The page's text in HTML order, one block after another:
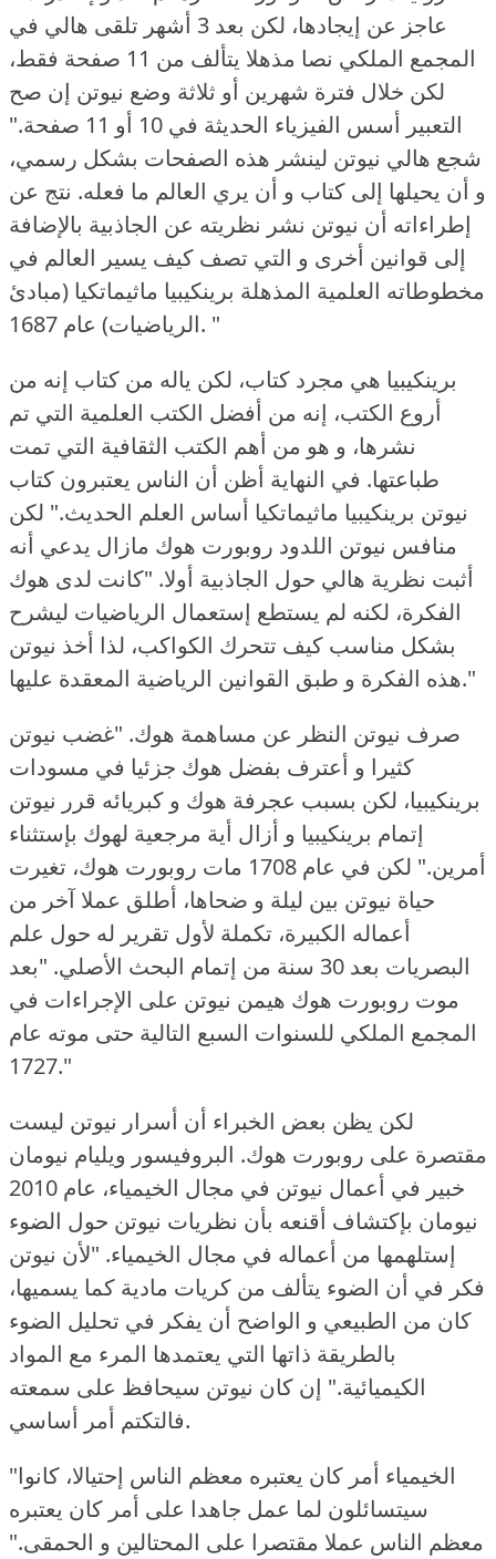
عاجز عن إيجادها، لكن بعد 3 أشهر تلقى هالي في
المجمع الملكي نصا مذهلا يتألف من 11 صفحة فقط،
لكن خلال فترة شهرين أو ثلاثة وضع نيوتن إن صح
التعبير أسس الفيزياء الحديثة في 10 أو 11 صفحة."
شجع هالي نيوتن لينشر هذه الصفحات بشكل رسمي،
و أن يحيلها إلى كتاب و أن يري العالم ما فعله. نتج عن
إطراءاته أن نيوتن نشر نظريته عن الجاذبية بالإضافة
إلى قوانين أخرى و التي تصف كيف يسير العالم في
مخطوطاته العلمية المذهلة برينكيبيا ماثيماتكيا (مبادئ
الرياضيات) عام 1687. "
برينكيبيا هي مجرد كتاب، لكن ياله من كتاب إنه من
أروع الكتب، إنه من أفضل الكتب العلمية التي تم
نشرها، و هو من أهم الكتب الثقافية التي تمت
طباعتها. في النهاية أظن أن الناس يعتبرون كتاب
نيوتن برينكيبيا ماثيماتكيا أساس العلم الحديث." لكن
منافس نيوتن اللدود روبورت هوك مازال يدعي أنه
أثبت نظرية هالي حول الجاذبية أولا. "كانت لدى هوك
الفكرة، لكنه لم يستطع إستعمال الرياضيات ليشرح
بشكل مناسب كيف تتحرك الكواكب، لذا أخذ نيوتن
هذه الفكرة و طبق القوانين الرياضية المعقدة عليها."
صرف نيوتن النظر عن مساهمة هوك. "غضب نيوتن
كثيرا و أعترف بفضل هوك جزئيا في مسودات
برينكيبيا، لكن بسبب عجرفة هوك و كبريائه قرر نيوتن
إتمام برينكيبيا و أزال أية مرجعية لهوك بإستثناء
أمرين."
لكن في عام 1708 مات روبورت هوك، تغيرت
حياة نيوتن بين ليلة و ضحاها، أطلق عملا آخر من
أعماله الكبيرة، تكملة لأول تقرير له حول علم
البصريات بعد 30 سنة من إتمام البحث الأصلي.
"بعد
موت روبورت هوك هيمن نيوتن على الإجراءات في
المجمع الملكي للسنوات السبع التالية حتى موته عام
1727."
لكن يظن بعض الخبراء أن أسرار نيوتن ليست
مقتصرة على روبورت هوك. البروفيسور ويليام نيومان
خبير في أعمال نيوتن في مجال الخيمياء، عام 2010
نيومان بإكتشاف أقنعه بأن نظريات نيوتن حول الضوء
إستلهمها من أعماله في مجال الخيمياء. "لأن نيوتن
فكر في أن الضوء يتألف من كريات مادية كما يسميها،
كان من الطبيعي و الواضح أن يفكر في تحليل الضوء
بالطريقة ذاتها التي يعتمدها المرء مع المواد
الكيميائية." إن كان نيوتن سيحافظ على سمعته
فالتكتم أمر أساسي.
"الخيمياء أمر كان يعتبره معظم الناس إحتيالا، كانوا
سيتسائلون لما عمل جاهدا على أمر كان يعتبره
معظم الناس عملا مقتصرا على المحتالين و الحمقى."